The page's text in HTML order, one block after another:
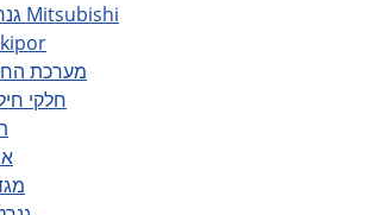
גנרטור מיצובישי Mitsubishi
גנרטור קיפור kipor
מערכת
חלקי